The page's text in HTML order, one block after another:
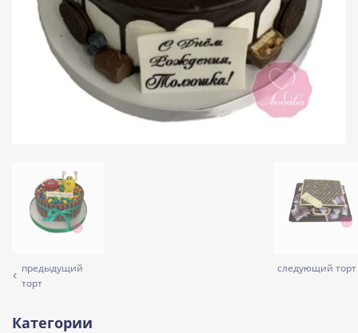
предыдущий
торт
следующий торт
Категории